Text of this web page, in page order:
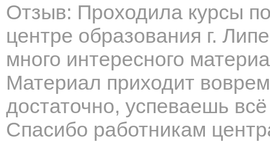
Отзыв: Проходила курсы
центре образования г.
много интересного
Материал приходит
достаточно, успеваешь
Спасибо работникам